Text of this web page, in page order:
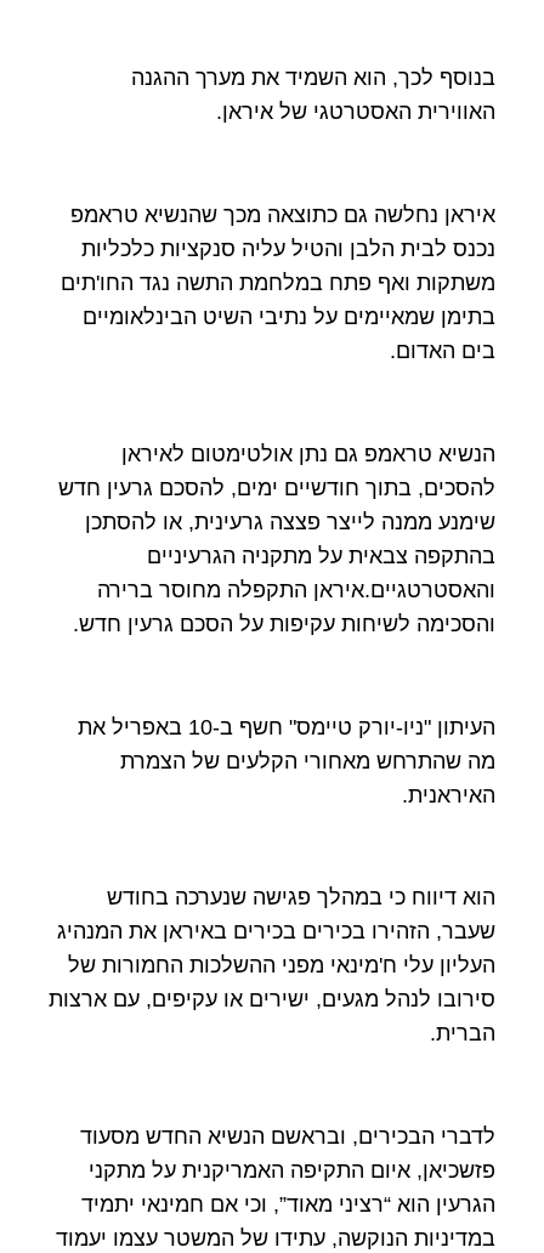
בנוסף לכך, הוא השמיד את מערך ההגנה
האווירית האסטרטגי של איראן.
איראן נחלשה גם כתוצאה מכך שהנשיא טראמפ
נכנס לבית הלבן והטיל עליה סנקציות כלכליות
משתקות ואף פתח במלחמת התשה נגד החו'תים
בתימן שמאיימים על נתיבי השיט הבינלאומיים
בים האדום.
הנשיא טראמפ גם נתן אולטימטום לאיראן
להסכים, בתוך חודשיים ימים, להסכם גרעין חדש
שימנע ממנה לייצר פצצה גרעינית, או להסתכן
בהתקפה צבאית על מתקניה הגרעיניים
והאסטרטגיים.איראן התקפלה מחוסר ברירה
והסכימה לשיחות עקיפות על הסכם גרעין חדש.
העיתון "ניו-יורק טיימס" חשף ב-10 באפריל את
מה שהתרחש מאחורי הקלעים של הצמרת
האיראנית.
הוא דיווח כי במהלך פגישה שנערכה בחודש
שעבר, הזהירו בכירים בכירים באיראן את המנהיג
העליון עלי ח'מינאי מפני ההשלכות החמורות של
סירובו לנהל מגעים, ישירים או עקיפים, עם ארצות
הברית.
לדברי הבכירים, ובראשם הנשיא החדש מסעוד
פזשכיאן, איום התקיפה האמריקנית על מתקני
הגרעין הוא “רציני מאוד”, וכי אם חמינאי יתמיד
במדיניות הנוקשה, עתידו של המשטר עצמו יעמוד